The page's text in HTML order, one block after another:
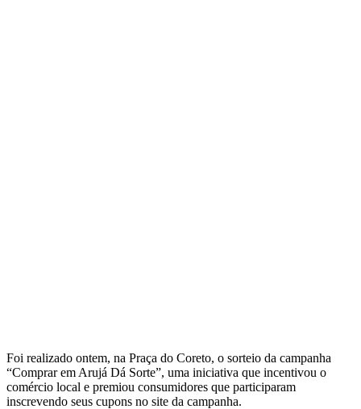
Foi realizado ontem, na Praça do Coreto, o sorteio da campanha
“Comprar em Arujá Dá Sorte”, uma iniciativa que incentivou o
comércio local e premiou consumidores que participaram
inscrevendo seus cupons no site da campanha.